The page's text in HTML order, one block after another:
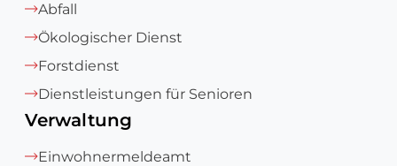
Abfall
Ökologischer Dienst
Forstdienst
Dienstleistungen für Senioren
Verwaltung
Einwohnermeldeamt